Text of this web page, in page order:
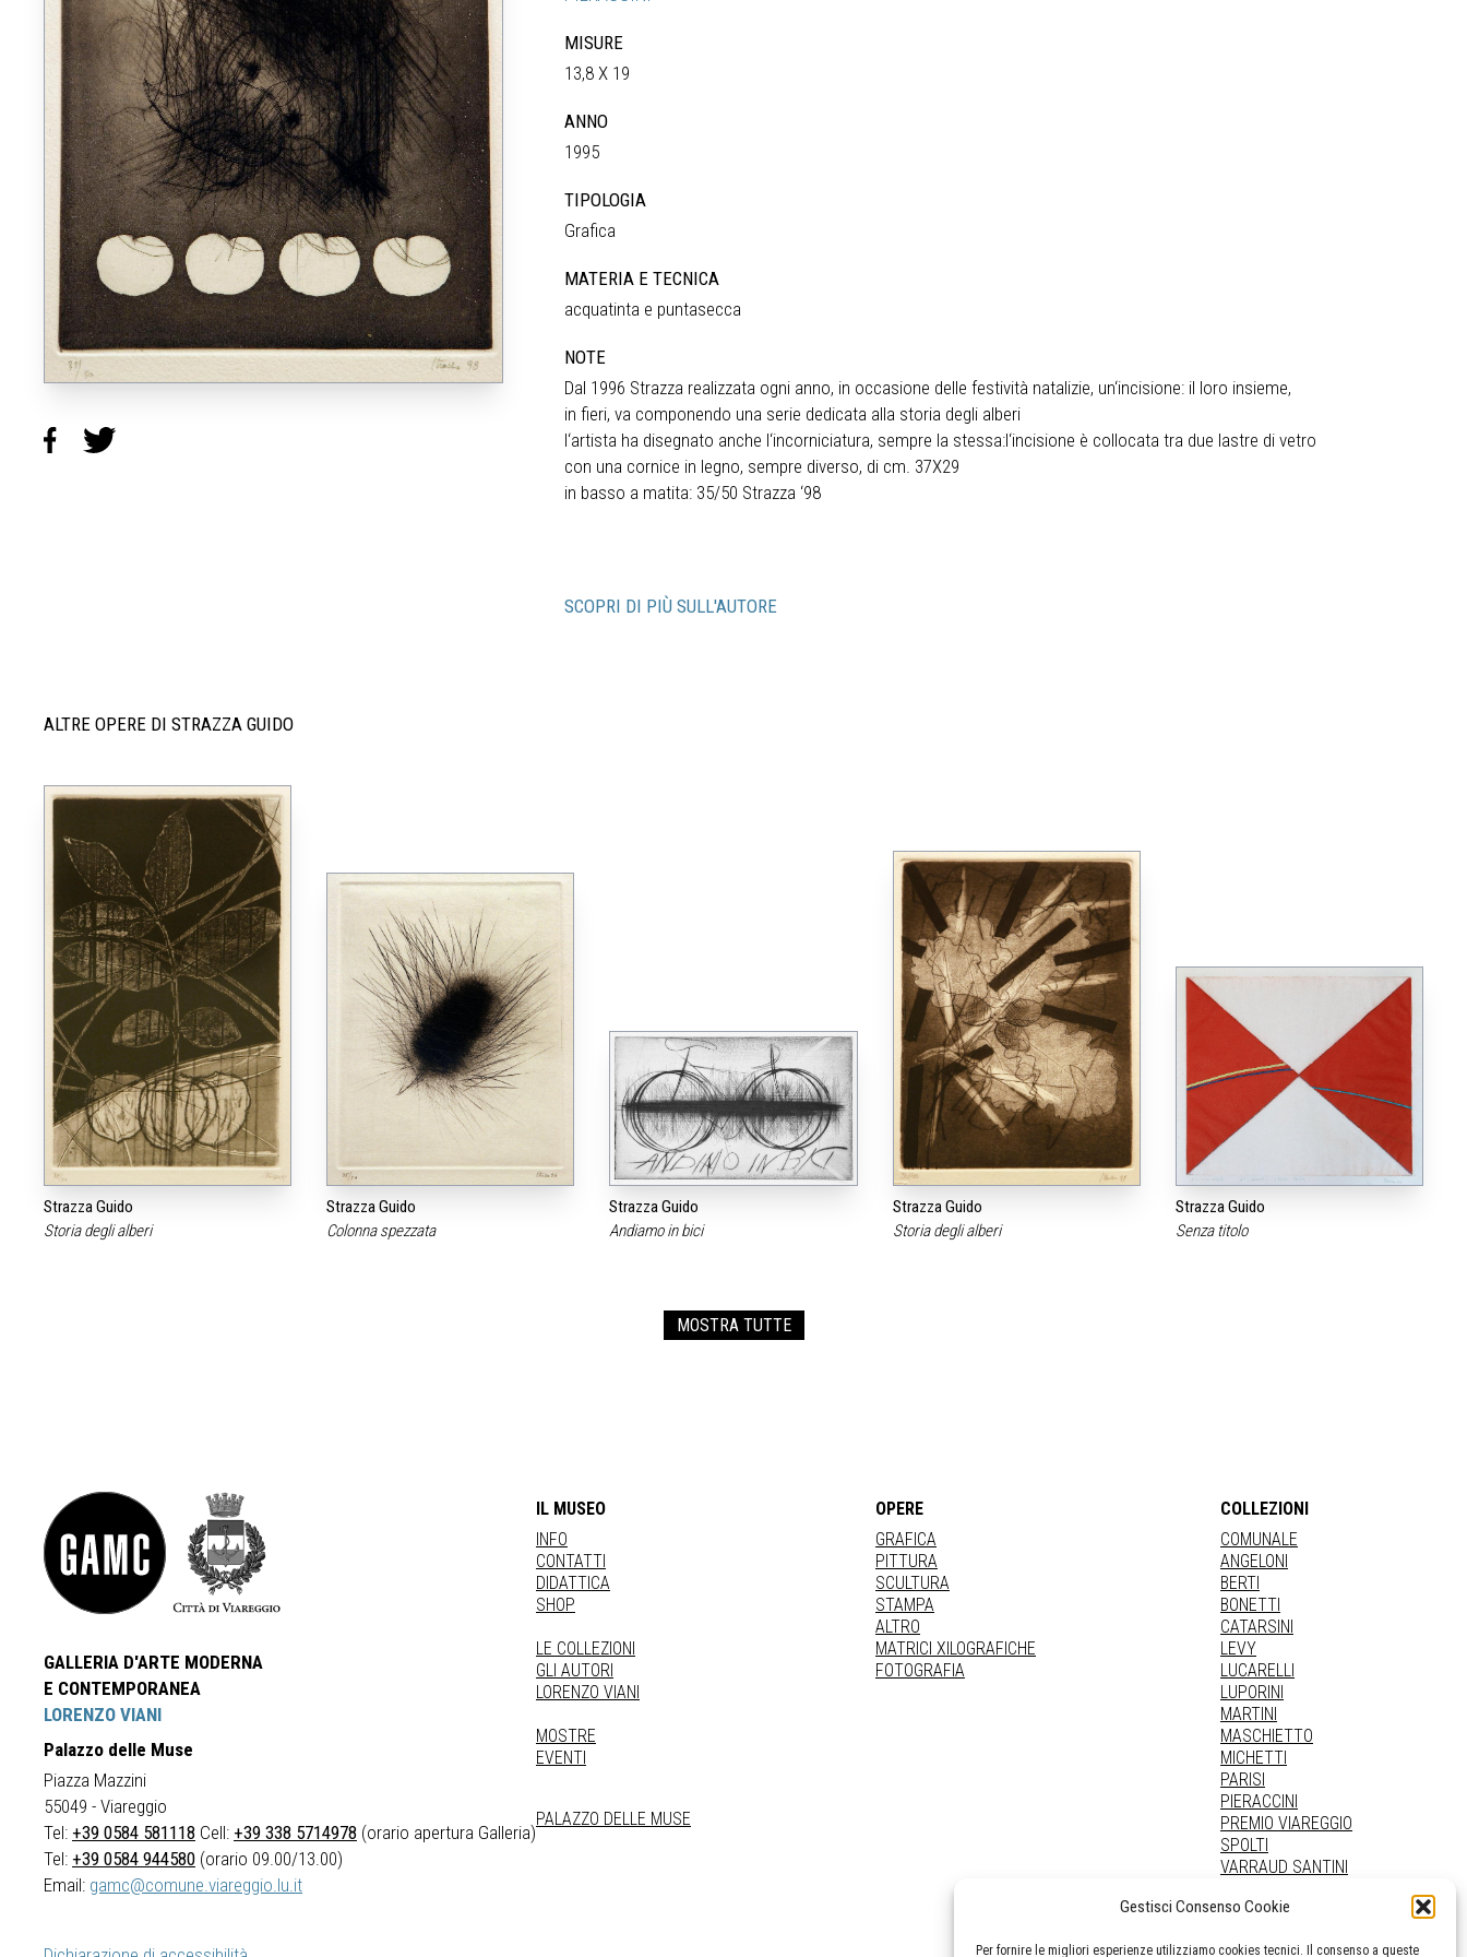
Gestisci Consenso Cookie
Per fornire le migliori esperienze utilizziamo cookies tecnici. Il consenso a queste
MISURE
13,8 X 19
ANNO
1995
TIPOLOGIA
Grafica
MATERIA E TECNICA
acquatinta e puntasecca
NOTE
Dal 1996 Strazza realizzata ogni anno, in occasione delle festività natalizie, un‘incisione: il loro insieme,
in fieri, va componendo una serie dedicata alla storia degli alberi
l‘artista ha disegnato anche l‘incorniciatura, sempre la stessa:l‘incisione è collocata tra due lastre di vetro
con una cornice in legno, sempre diverso, di cm. 37X29
in basso a matita: 35/50 Strazza ‘98
SCOPRI DI PIÙ SULL'AUTORE
ALTRE OPERE DI STRAZZA GUIDO
Strazza Guido
Storia degli alberi
Strazza Guido
Colonna spezzata
Strazza Guido
Andiamo in bici
Strazza Guido
Storia degli alberi
Strazza Guido
Senza titolo
MOSTRA TUTTE
GALLERIA D'ARTE MODERNA
E CONTEMPORANEA
LORENZO VIANI
Palazzo delle Muse
Piazza Mazzini
55049 - Viareggio
Tel: +39 0584 581118 Cell: +39 338 5714978 (orario apertura Galleria)
Tel: +39 0584 944580 (orario 09.00/13.00)
Email: gamc@comune.viareggio.lu.it
IL MUSEO
INFO
CONTATTI
DIDATTICA
SHOP
LE COLLEZIONI
GLI AUTORI
LORENZO VIANI
MOSTRE
EVENTI
PALAZZO DELLE MUSE
OPERE
GRAFICA
PITTURA
SCULTURA
STAMPA
ALTRO
MATRICI XILOGRAFICHE
FOTOGRAFIA
COLLEZIONI
COMUNALE
ANGELONI
BERTI
BONETTI
CATARSINI
LEVY
LUCARELLI
LUPORINI
MARTINI
MASCHIETTO
MICHETTI
PARISI
PIERACCINI
PREMIO VIAREGGIO
SPOLTI
VARRAUD SANTINI